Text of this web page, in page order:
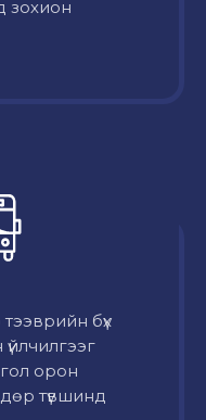
зохион
бүх
орон
түвшинд